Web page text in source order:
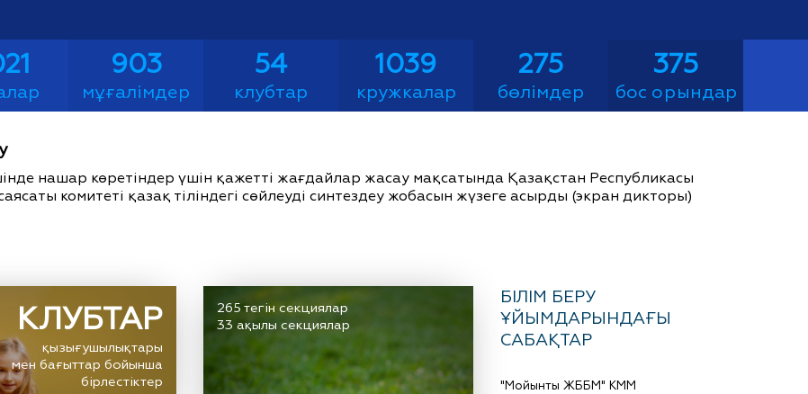
903
мұғалімдер
54
клубтар
1039
кружкалар
275
бөлімдер
375
бос орындар
нашар көретіндер үшін қажетті жағдайлар жасау мақсатында Қазақстан Республикасы
комитеті қазақ тіліндегі сөйлеуді синтездеу жобасын жүзеге асырды (экран дикторы)
265 тегін секциялар
33 ақылы секциялар
КЛУБТАР
қызығушылықтары
мен бағыттар бойынша
бірлестіктер
БІЛІМ БЕРУ
ҰЙЫМДАРЫНДАҒЫ
САБАҚТАР
"Мойынты ЖББМ" КММ